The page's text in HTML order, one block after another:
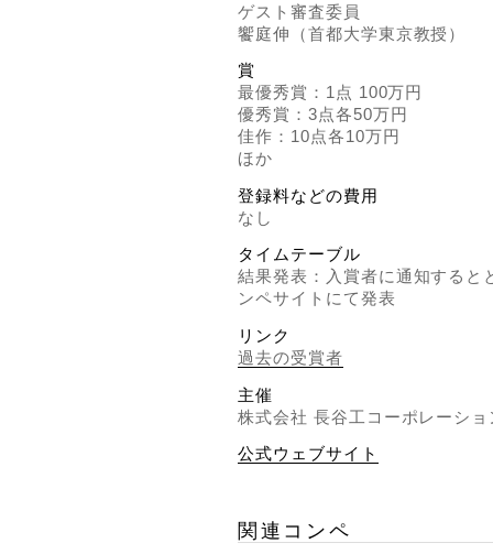
ゲスト審査委員
饗庭伸（首都大学東京教授）
賞
最優秀賞：1点 100万円
優秀賞：3点各50万円
佳作：10点各10万円
ほか
登録料などの費用
なし
タイムテーブル
結果発表：入賞者に通知すると
ンペサイトにて発表
リンク
過去の受賞者
主催
株式会社 長谷工コーポレーショ
公式ウェブサイト
関連コンペ